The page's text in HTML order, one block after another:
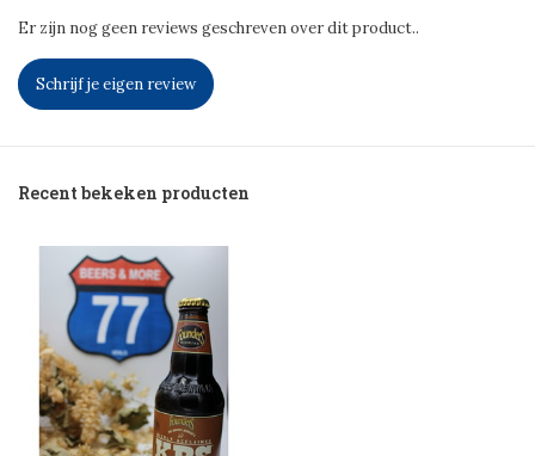
Er zijn nog geen reviews geschreven over dit product..
Schrijf je eigen review
Recent bekeken producten